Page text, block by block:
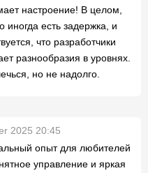
настроение! В целом,
иногда есть задержка, и
что разработчики
разнообразия в уровнях.
но не надолго.
2025 20:45
опыт для любителей
управление и яркая